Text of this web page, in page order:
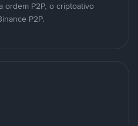
ordem P2P, o criptoativo
P2P.